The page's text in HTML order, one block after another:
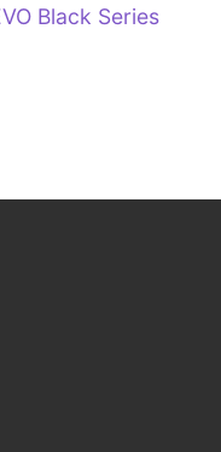
Black Series